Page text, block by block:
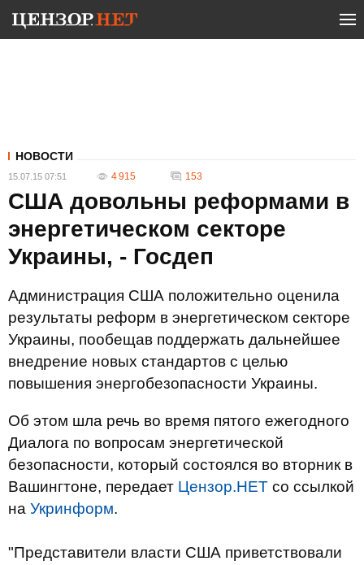
НОВОСТИ
15.07.15 07:51 4 915 153
США довольны реформами в
энергетическом секторе
Украины, - Госдеп
Администрация США положительно оценила
результаты реформ в энергетическом секторе
Украины, пообещав поддержать дальнейшее
внедрение новых стандартов с целью
повышения энергобезопасности Украины.
Об этом шла речь во время пятого ежегодного
Диалога по вопросам энергетической
безопасности, который состоялся во вторник в
Вашингтоне, передает Цензор.НЕТ со ссылкой
на Укринформ.
"Представители власти США приветствовали